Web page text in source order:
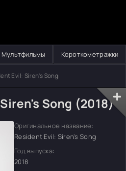
Мультфильмы Короткометражки
Evil: Siren's Song
Song (2018)
Оригинальное название:
Resident Evil: Siren's Song
Год выпуска:
2018